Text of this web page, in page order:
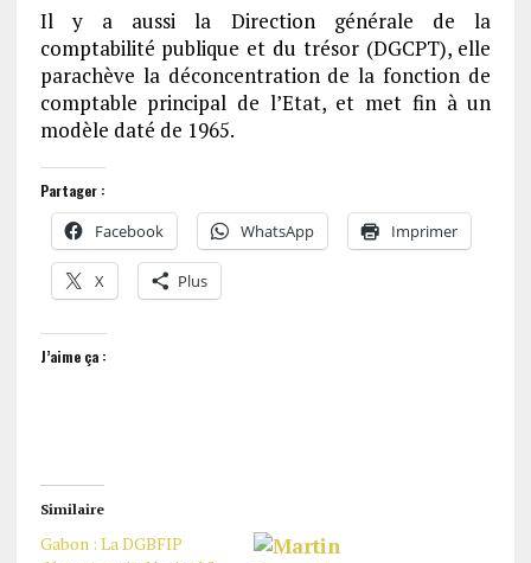
Il y a aussi la Direction générale de la
comptabilité publique et du trésor (DGCPT), elle
parachève la déconcentration de la fonction de
comptable principal de l’Etat, et met fin à un
modèle daté de 1965.
Partager :
Facebook WhatsApp Imprimer
X Plus
J’aime ça :
Similaire
Gabon : La DGBFIP